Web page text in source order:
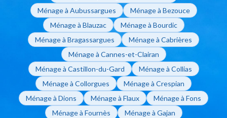
Ménage à Aubussargues
Ménage à Bezouce
Ménage à Blauzac
Ménage à Bourdic
Ménage à Bragassargues
Ménage à Cabrières
Ménage à Cannes-et-Clairan
Ménage à Castillon-du-Gard
Ménage à Collias
Ménage à Collorgues
Ménage à Crespian
Ménage à Dions
Ménage à Flaux
Ménage à Fons
Ménage à Fournès
Ménage à Gajan